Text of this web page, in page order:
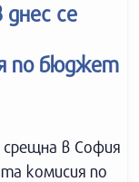
се
по бюджет
в София
комисия по